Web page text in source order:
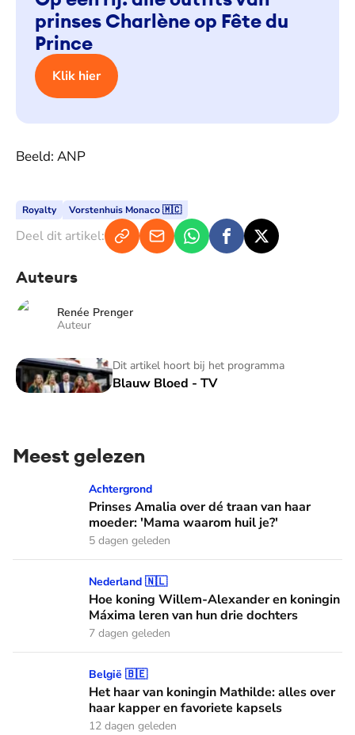
prinses Charlène op Fête du
Prince
Klik hier
Beeld: ANP
Royalty Vorstenhuis Monaco 🇲🇨
Deel dit artikel:
Auteurs
Renée Prenger
Auteur
Dit artikel hoort bij het programma
Blauw Bloed - TV
Blauw Bloed - TV
Meest gelezen
Prinses Amalia over dé traan van haar moeder: 'Mama
Achtergrond
Prinses Amalia over dé traan van haar
moeder: 'Mama waarom huil je?'
5 dagen geleden
Hoe koning Willem-Alexander en koningin Máxima leren
Nederland 🇳🇱
Hoe koning Willem-Alexander en koningin
Máxima leren van hun drie dochters
7 dagen geleden
Het haar van koningin Mathilde: alles over haar kapper en
België 🇧🇪
Het haar van koningin Mathilde: alles over
haar kapper en favoriete kapsels
12 dagen geleden